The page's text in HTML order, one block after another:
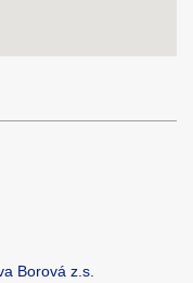
Borová z.s.